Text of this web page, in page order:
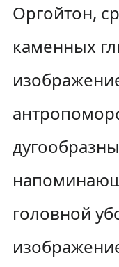
Оргойтон,
каменных
головной